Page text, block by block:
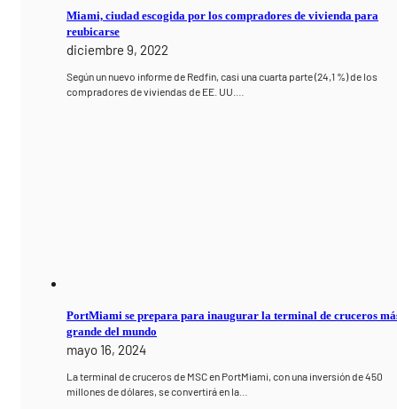
Miami, ciudad escogida por los compradores de vivienda para
reubicarse
diciembre 9, 2022
Según un nuevo informe de Redfin, casi una cuarta parte (24,1 %) de los
compradores de viviendas de EE. UU.…
PortMiami se prepara para inaugurar la terminal de cruceros
grande del mundo
mayo 16, 2024
La terminal de cruceros de MSC en PortMiami, con una inversión de 450
millones de dólares, se convertirá en la…